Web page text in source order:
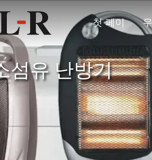
첫 페이
지 해
섬유 난방기